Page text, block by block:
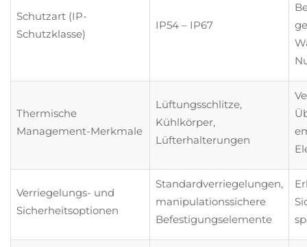
Schutzart (IP-
Schutzklasse)
IP54 – IP67
Thermische
Management-Merkmale
Lüftungsschlitze,
Kühlkörper,
Lüfterhalterungen
Verriegelungs- und
Sicherheitsoptionen
Standardverriegelungen,
manipulationssichere
Befestigungselemente